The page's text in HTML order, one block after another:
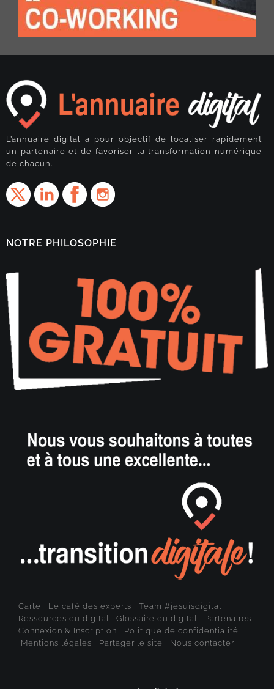
L’annuaire digital a pour objectif de localiser rapidement
un partenaire et de favoriser la transformation numérique
de chacun.
NOTRE PHILOSOPHIE
Carte Le café des experts
Team #jesuisdigital
Ressources du digital
Glossaire du digital
Partenaires
Connexion & Inscription
Politique de confidentialité
Mentions légales
Partager le site Nous contacter